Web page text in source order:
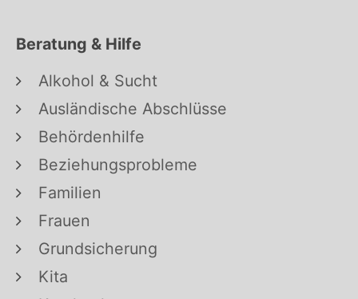
Beratung & Hilfe
Alkohol & Sucht
Ausländische Abschlüsse
Behördenhilfe
Beziehungsprobleme
Familien
Frauen
Grundsicherung
Kita